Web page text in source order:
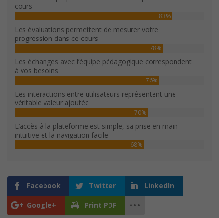
cours
83%
Les évaluations permettent de mesurer votre
progression dans ce cours
78%
Les échanges avec l’équipe pédagogique correspondent
à vos besoins
76%
Les interactions entre utilisateurs représentent une
véritable valeur ajoutée
70%
L’accès à la plateforme est simple, sa prise en main
intuitive et la navigation facile
68%
Facebook Twitter LinkedIn
Google+ Print PDF